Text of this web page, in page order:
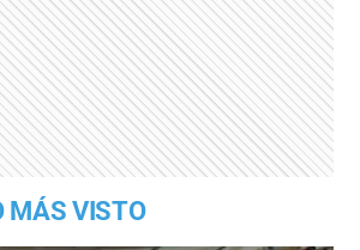
MÁS VISTO